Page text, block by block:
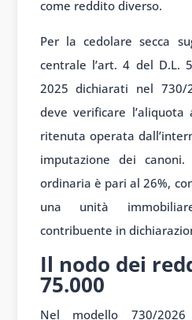
come reddito diverso.
Per la cedolare secca
centrale l’art. 4 del D.L.
2025 dichiarati nel 730/
deve verificare l’aliquota
ritenuta operata
imputazione dei canoni.
ordinaria è pari al 26%,
una unità
contribuente in
Il nodo dei
75.000
Nel modello 730/